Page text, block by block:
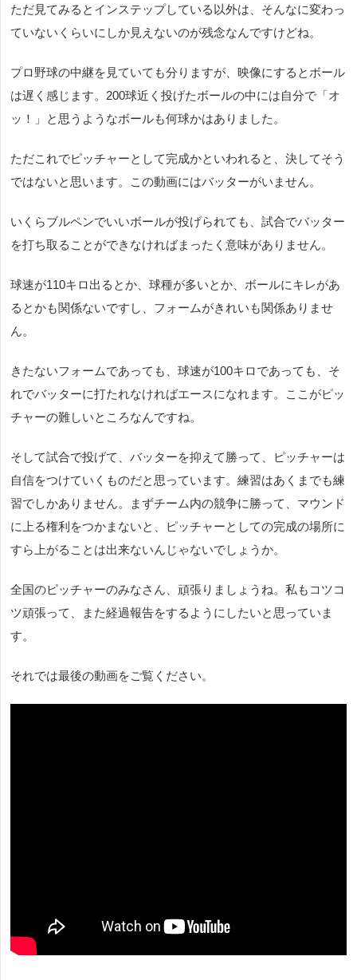
ただ見てみるとインステップしている以外は、そんなに変わっ
ていないくらいにしか見えないのが残念なんですけどね。
プロ野球の中継を見ていても分りますが、映像にするとボール
は遅く感じます。200球近く投げたボールの中には自分で「オ
ッ！」と思うようなボールも何球かはありました。
ただこれでピッチャーとして完成かといわれると、決してそう
ではないと思います。この動画にはバッターがいません。
いくらブルペンでいいボールが投げられても、試合でバッター
を打ち取ることができなければまったく意味がありません。
球速が110キロ出るとか、球種が多いとか、ボールにキレがあ
るとかも関係ないですし、フォームがきれいも関係ありませ
ん。
きたないフォームであっても、球速が100キロであっても、そ
れでバッターに打たれなければエースになれます。ここがピッ
チャーの難しいところなんですね。
そして試合で投げて、バッターを抑えて勝って、ピッチャーは
自信をつけていくものだと思っています。練習はあくまでも練
習でしかありません。まずチーム内の競争に勝って、マウンド
に上る権利をつかまないと、ピッチャーとしての完成の場所に
すら上がることは出来ないんじゃないでしょうか。
全国のピッチャーのみなさん、頑張りましょうね。私もコツコ
ツ頑張って、また経過報告をするようにしたいと思っていま
す。
それでは最後の動画をご覧ください。